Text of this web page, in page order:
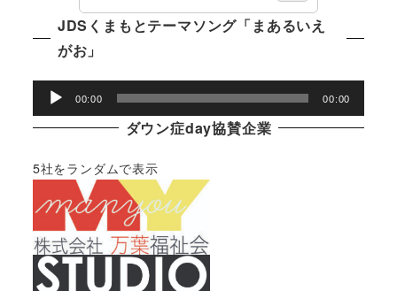
JDSくまもとテーマソング「まあるいえ
がお」
声
プ
ー
ヤ
00:00 00:00
ダウン症day協賛企業
5社をランダムで表示